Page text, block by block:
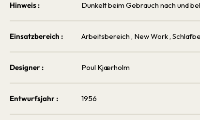
Hinweis : Dunkelt beim Gebrauch nach und
Einsatzbereich : Arbeitsbereich , New Work,
Designer : Poul Kjærholm
Entwurfsjahr : 1956